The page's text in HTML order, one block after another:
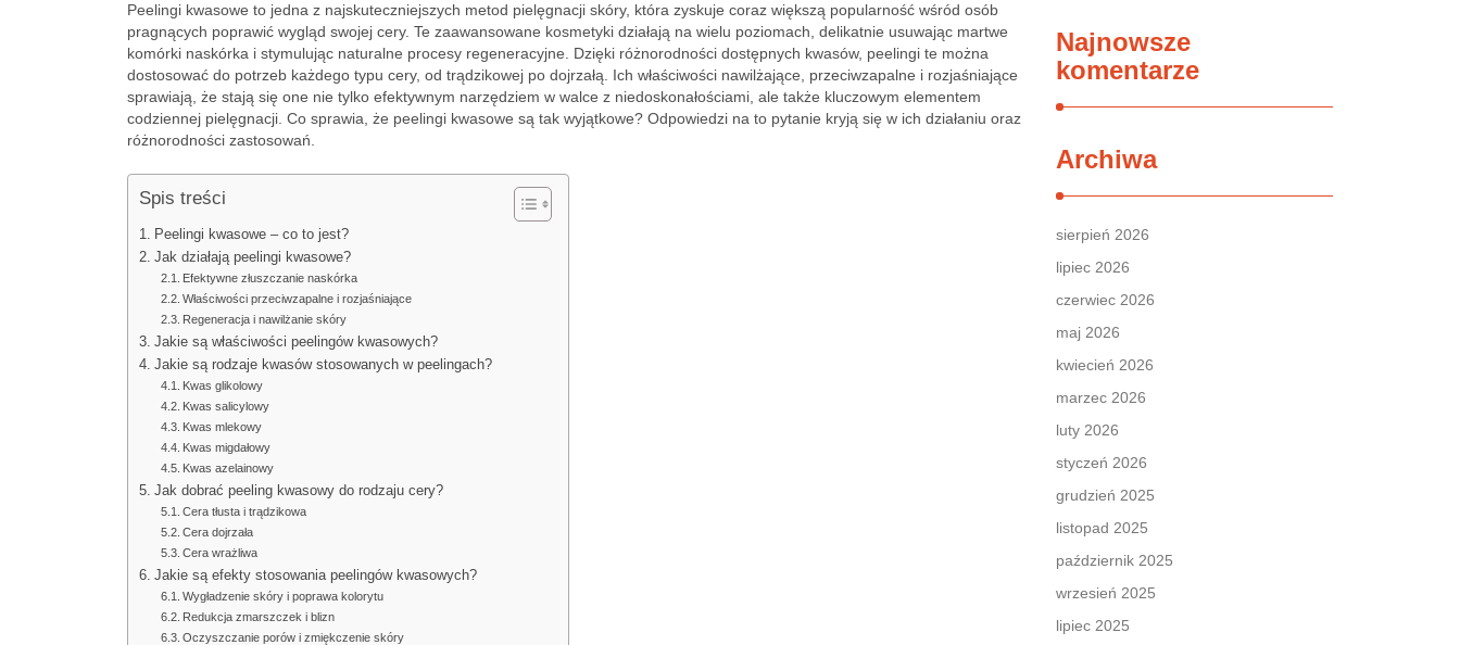
Peelingi kwasowe to jedna z najskuteczniejszych metod pielęgnacji skóry, która zyskuje coraz większą popularność wśród osób
pragnących poprawić wygląd swojej cery. Te zaawansowane kosmetyki działają na wielu poziomach, delikatnie usuwając martwe
komórki naskórka i stymulując naturalne procesy regeneracyjne. Dzięki różnorodności dostępnych kwasów, peelingi te można
dostosować do potrzeb każdego typu cery, od trądzikowej po dojrzałą. Ich właściwości nawilżające, przeciwzapalne i rozjaśniające
sprawiają, że stają się one nie tylko efektywnym narzędziem w walce z niedoskonałościami, ale także kluczowym elementem
codziennej pielęgnacji. Co sprawia, że peelingi kwasowe są tak wyjątkowe? Odpowiedzi na to pytanie kryją się w ich działaniu oraz
różnorodności zastosowań.
Spis treści
Peelingi kwasowe – co to jest?
Jak działają peelingi kwasowe?
Efektywne złuszczanie naskórka
Właściwości przeciwzapalne i rozjaśniające
Regeneracja i nawilżanie skóry
Jakie są właściwości peelingów kwasowych?
Jakie są rodzaje kwasów stosowanych w peelingach?
Kwas glikolowy
Kwas salicylowy
Kwas mlekowy
Kwas migdałowy
Kwas azelainowy
Jak dobrać peeling kwasowy do rodzaju cery?
Cera tłusta i trądzikowa
Cera dojrzała
Cera wrażliwa
Jakie są efekty stosowania peelingów kwasowych?
Wygładzenie skóry i poprawa kolorytu
Redukcja zmarszczek i blizn
Oczyszczanie porów i zmiękczenie skóry
Najnowsze
komentarze
Archiwa
sierpień 2026
lipiec 2026
czerwiec 2026
maj 2026
kwiecień 2026
marzec 2026
luty 2026
styczeń 2026
grudzień 2025
listopad 2025
październik 2025
wrzesień 2025
lipiec 2025